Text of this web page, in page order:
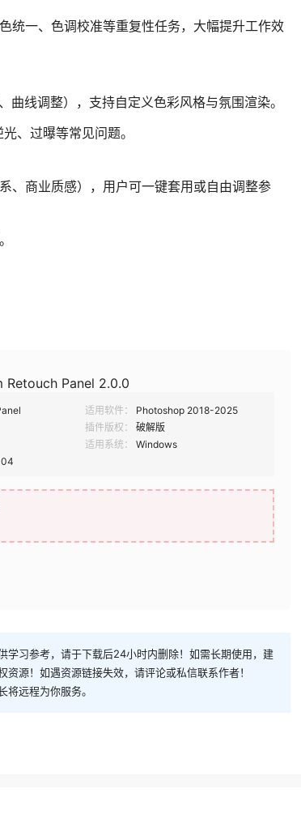
统一、色调校准等重复性任务，大幅提升工作效
线调整），支持自定义色彩风格与氛围渲染。
、过曝等常见问题。
、商业质感），用户可一键套用或自由调整参
Retouch Panel 2.0.0
适用软件：
Photoshop 2018-2025
插件版权：
破解版
适用系统：
Windows
学习参考，请于下载后24小时内删除！如需长期使用，建
源！如遇资源链接失效，请评论或私信联系作者！
将远程为你服务。